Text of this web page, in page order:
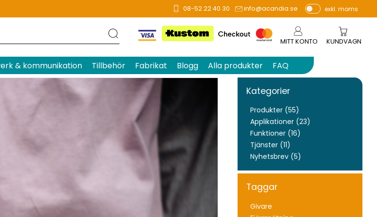
08-52 22 40 30 info@acandia.se
P
e
r
vi
exkl. moms
MITT KONTO KUNDVAGN
& kommunikation Tillbehör Fabrikat Blogg Alla produkter FAQ
Kategorier
Produkter (55)
Applikationer (23)
Funktioner (16)
Tjänster (11)
Nyhetsbrev (5)
Taggar
Givare